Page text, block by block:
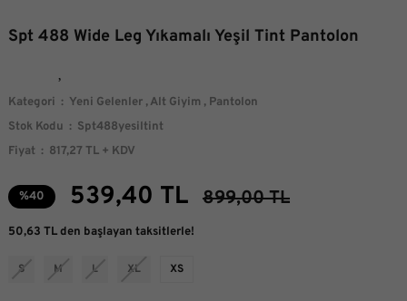
Spt 488 Wide Leg Yıkamalı Yeşil Tint Pantolon
Kategori Yeni Gelenler ,Alt Giyim , Pantolon
Stok Kodu
Spt488yesiltint
Fiyat
817,27 TL + KDV
%40 539,40 TL 899,00 TL
50,63 TL den başlayan taksitlerle!
S M L XL XS